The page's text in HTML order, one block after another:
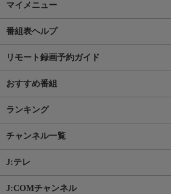
マイメニュー
番組表ヘルプ
リモート録画予約ガイド
おすすめ番組
ランキング
チャンネル一覧
J:テレ
J:COMチャンネル